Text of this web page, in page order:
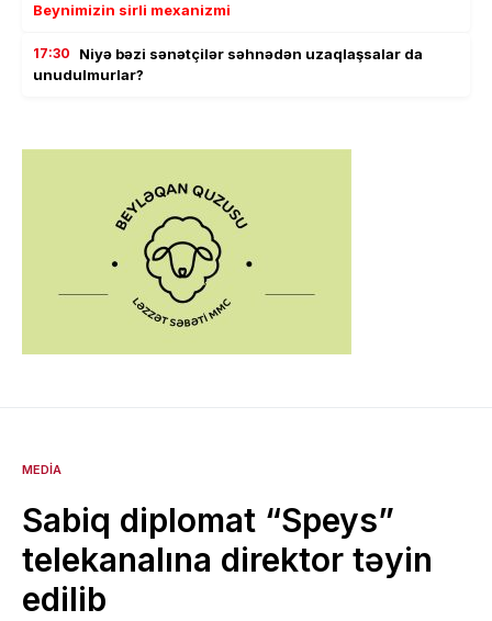
Beynimizin sirli mexanizmi
17:30
Niyə bəzi sənətçilər səhnədən uzaqlaşsalar da
unudulmurlar?
MEDIA
Sabiq diplomat “Speys”
telekanalına direktor təyin
edilib